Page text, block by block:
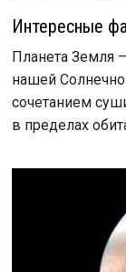
Интересные
Планета Земля
нашей
сочетанием
в пределах